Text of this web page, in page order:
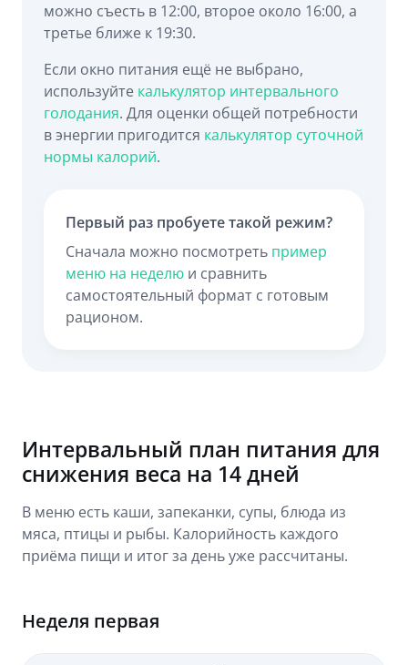
можно съесть в 12:00, второе около 16:00, а
третье ближе к 19:30.
Если окно питания ещё не выбрано,
используйте калькулятор интервального
голодания. Для оценки общей потребности
в энергии пригодится калькулятор суточной
нормы калорий.
Первый раз пробуете такой режим?
Сначала можно посмотреть пример
меню на неделю и сравнить
самостоятельный формат с готовым
рационом.
Интервальный план питания для
снижения веса на 14 дней
В меню есть каши, запеканки, супы, блюда из
мяса, птицы и рыбы. Калорийность каждого
приёма пищи и итог за день уже рассчитаны.
Неделя первая